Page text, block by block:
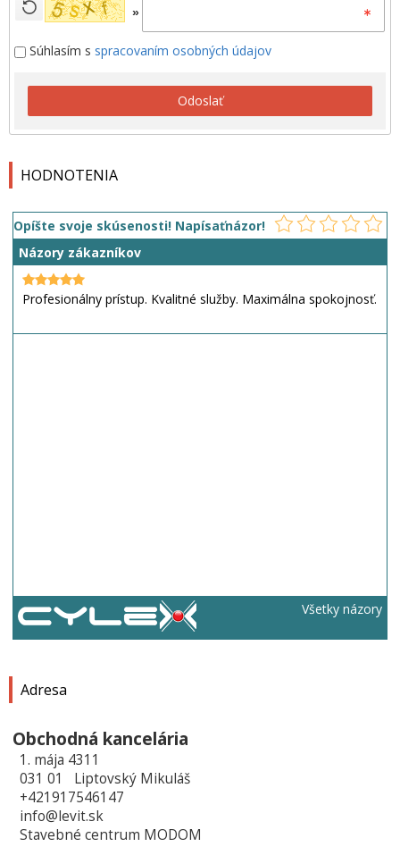
Adresa
Obchodná kancelária
1. mája 4311
031 01 Liptovský Mikuláš
+421917546147
info@levit.sk
Stavebné centrum MODOM
HODNOTENIA
Opíšte svoje skúsenosti! Napísaťnázor!
Názory zákazníkov
Profesionálny prístup. Kvalitné služby. Maximálna spokojnosť.
Všetky názory
»
Súhlasím s spracovaním osobných údajov
Odoslať